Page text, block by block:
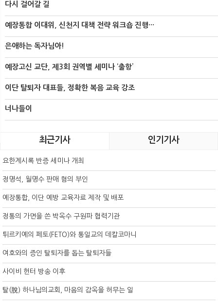
다시 걸어갈 길
예장통합 이대위, 신천지 대책 전략 워크숍 진행···
은애하는 독자님아!
예장고신 교단, 제3회 권역별 세미나 ‘출항’
이단 탈퇴자 대표들, 정확한 복음 교육 강조
너나들이
최근기사 인기기사
요한계시록 반증 세미나 개최
정명석, 월명수 판매 혐의 부인
예장통합, 이단 예방 교육자료 제작 및 배포
정통의 가면을 쓴 박옥수 구원파 협력기관
튀르키예의 페토(FETO)와 통일교의 데칼코마니
여호와의 증인 탈퇴자를 돕는 탈퇴자들
사이비 헌터 방송 이후
탈(脫) 하나님의교회, 마음의 감옥을 허무는 일